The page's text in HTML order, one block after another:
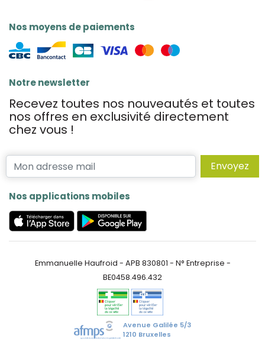
Nos moyens de paiements
Notre newsletter
Recevez toutes nos nouveautés et toutes
nos offres en exclusivité directement
chez vous !
Envoyez
Nos applications mobiles
Emmanuelle Haufroid - APB 830801 - N° Entreprise -
BE0458.496.432
Avenue Galilée 5/3
1210 Bruxelles